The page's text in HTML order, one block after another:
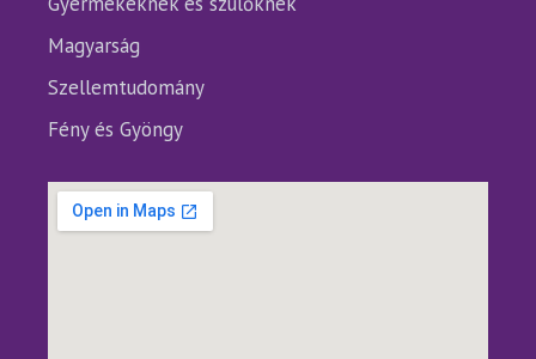
Magyarság
Szellemtudomány
Fény és Gyöngy